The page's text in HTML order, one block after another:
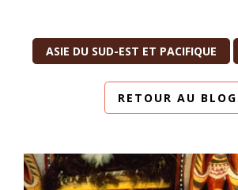
ASIE DU SUD-EST ET PACIFIQUE
RETOUR AU BLOG